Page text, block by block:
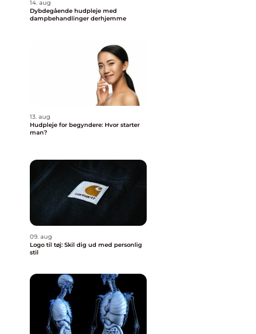
14. aug
Dybdegående hudpleje med
dampbehandlinger derhjemme
13. aug
Hudpleje for begyndere: Hvor starter
man?
09. aug
Logo til tøj: Skil dig ud med personlig
stil